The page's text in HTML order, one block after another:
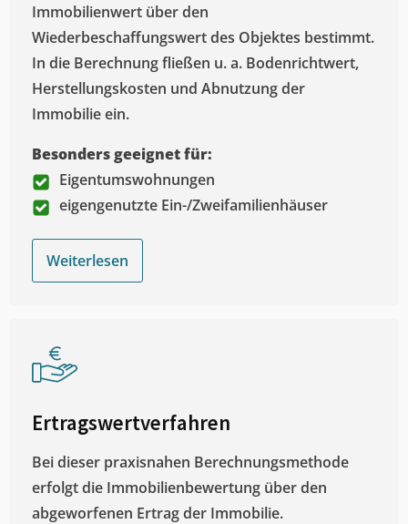
Immobilienwert über den
Wiederbeschaffungswert des Objektes bestimmt.
In die Berechnung fließen u. a. Bodenrichtwert,
Herstellungskosten und Abnutzung der
Immobilie ein.
Besonders geeignet für:
Eigentumswohnungen
eigengenutzte Ein-/Zweifamilienhäuser
Weiterlesen
Ertragswertverfahren
Bei dieser praxisnahen Berechnungsmethode
erfolgt die Immobilienbewertung über den
abgeworfenen Ertrag der Immobilie.